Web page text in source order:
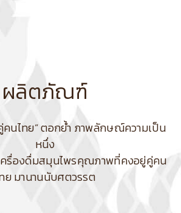
ผลิตภัณฑ์
คนไทย” ตอกย้ำ ภาพลักษณ์ความเป็น
หนึ่ง
ครื่องดื่มสมุนไพรคุณภาพที่คงอยู่คู่คน
ย มานานนับศตวรรต